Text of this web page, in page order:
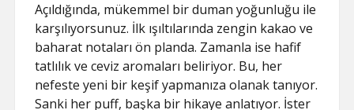
Açıldığında, mükemmel bir duman yoğunluğu ile
karşılıyorsunuz. İlk ışıltılarında zengin kakao ve
baharat notaları ön planda. Zamanla ise hafif
tatlılık ve ceviz aromaları beliriyor. Bu, her
nefeste yeni bir keşif yapmanıza olanak tanıyor.
Sanki her puff, başka bir hikaye anlatıyor. İster